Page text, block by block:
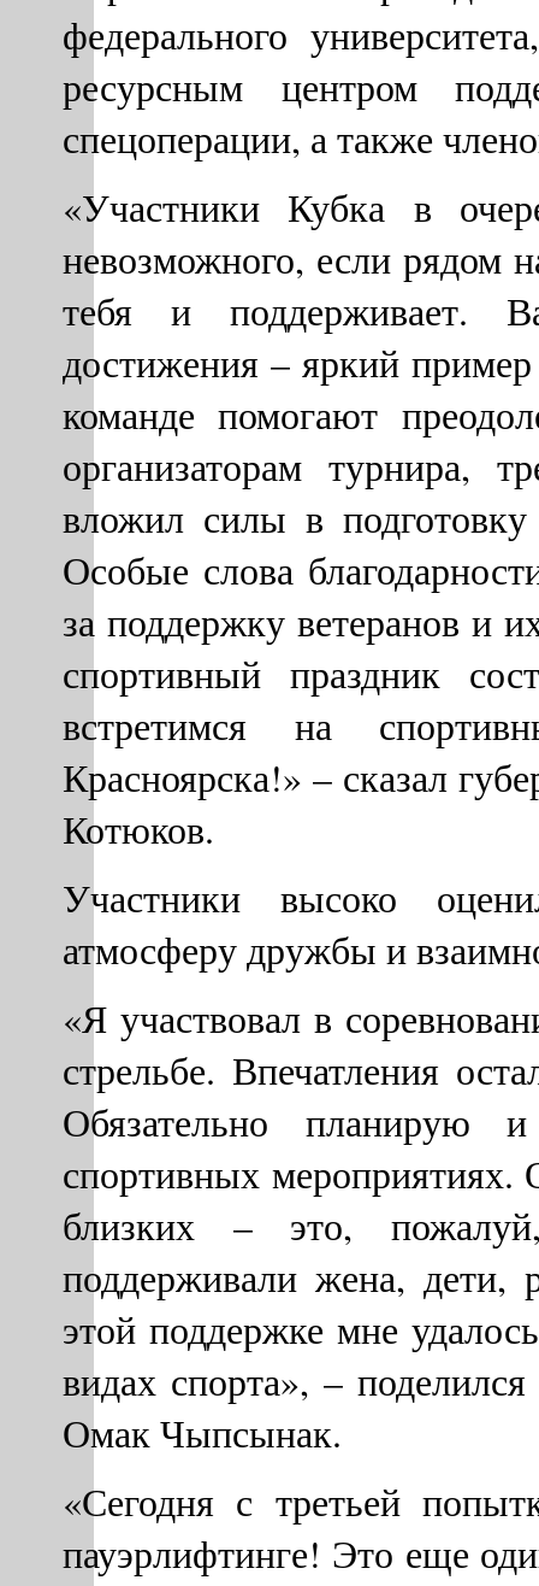
федерального
ресурсным центром
спецоперации, а также
«Участники Кубка в
невозможного, если рядом
тебя и поддерживает.
достижения – яркий
команде помогают
организаторам турнира,
вложил силы в
Особые слова
за поддержку ветеранов
спортивный праздник
встретимся на
Красноярска!» – сказал
Котюков.
Участники высоко
атмосферу дружбы и
«Я участвовал в
стрельбе. Впечатления
Обязательно планирую
спортивных
близких – это,
поддерживали жена, дети,
этой поддержке мне
видах спорта», –
Омак Чыпсынак.
«Сегодня с третьей
пауэрлифтинге! Это еще